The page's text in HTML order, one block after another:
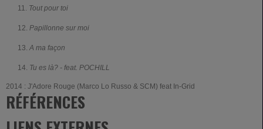
Tout pour toi
Papillonne sur moi
A ma façon
Tu es là? - feat. POCHILL
2014 : J'Adore Rouge (Marco Lo Russo & SCM) feat In-Grid
RÉFÉRENCES